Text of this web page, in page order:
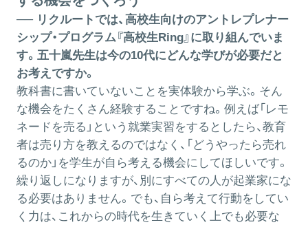
── リクルートでは、高校生向けのアントレプレナー
シップ・プログラム『高校生Ring』に取り組んでいま
す。五十嵐先生は今の10代にどんな学びが必要だと
お考えですか。
教科書に書いていないことを実体験から学ぶ。そん
な機会をたくさん経験することですね。例えば「レモ
ネードを売る」という就業実習をするとしたら、教育
者は売り方を教えるのではなく、「どうやったら売れ
るのか」を学生が自ら考える機会にしてほしいです。
繰り返しになりますが、別にすべての人が起業家にな
る必要はありません。でも、自ら考えて行動をしてい
く力は、これからの時代を生きていく上でも必要な